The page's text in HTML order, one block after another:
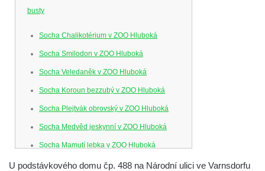
busty
Socha Chalikotérium v ZOO Hluboká
Socha Smilodon v ZOO Hluboká
Socha Veledaněk v ZOO Hluboká
Socha Koroun bezzubý v ZOO Hluboká
Socha Plejtvák obrovský v ZOO Hluboká
Socha Medvěd jeskynní v ZOO Hluboká
Socha Mamutí lebka v ZOO Hluboká
Socha Mamut srstnatý v ZOO Hluboká
U podstávkového domu čp. 488 na Národní ulici ve Varnsdorfu